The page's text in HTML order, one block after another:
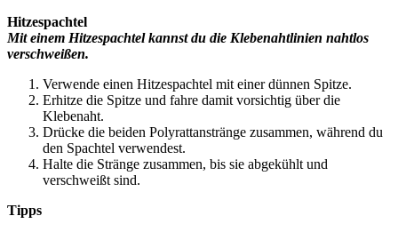
Hitzespachtel
Mit einem Hitzespachtel kannst du die Klebenahtlinien nahtlos
verschweißen.
Verwende einen Hitzespachtel mit einer dünnen Spitze.
Erhitze die Spitze und fahre damit vorsichtig über die
Klebenaht.
Drücke die beiden Polyrattanstränge zusammen, während du
den Spachtel verwendest.
Halte die Stränge zusammen, bis sie abgekühlt und
verschweißt sind.
Tipps